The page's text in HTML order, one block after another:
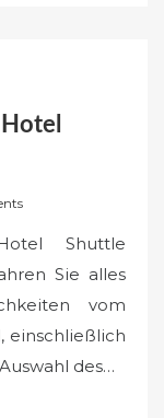
Shuttle
Sie alles
vom
einschließlich
des…